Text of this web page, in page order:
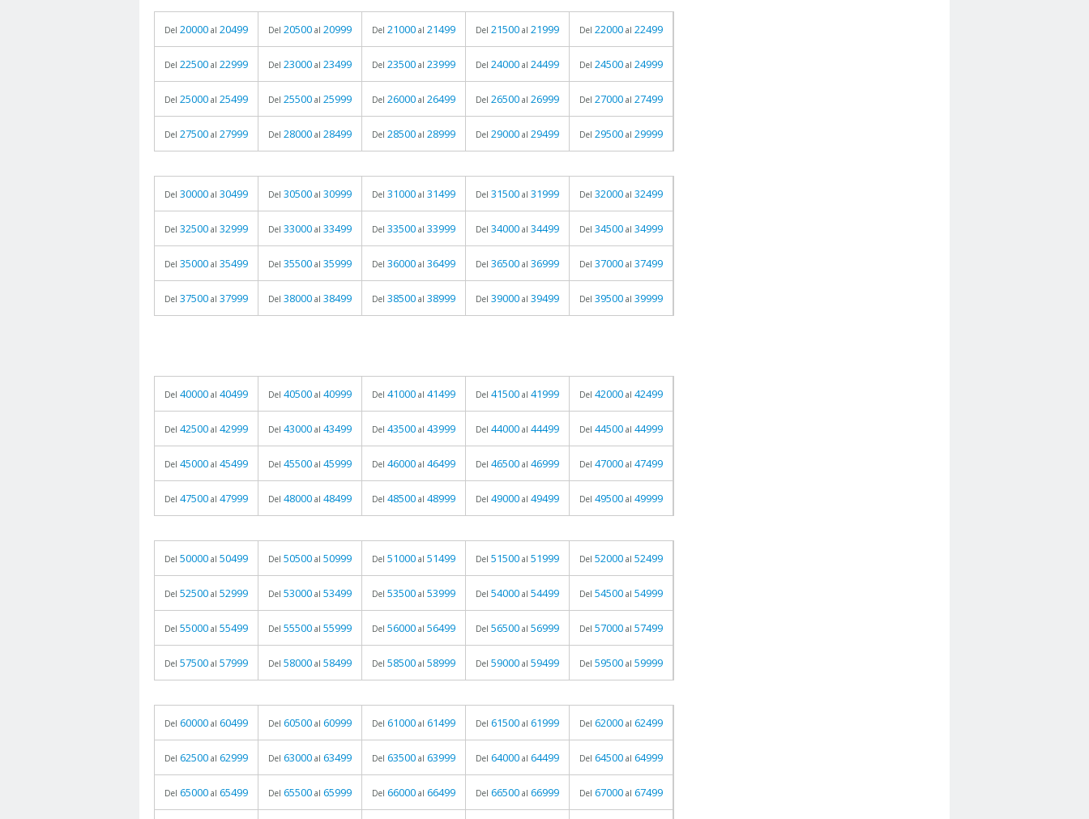
Del 20000 al 20499 Del 20500 al 20999 Del 21000 al 21499 Del 21500 al 21999 Del 22000 al 22499
Del 22500 al 22999 Del 23000 al 23499 Del 23500 al 23999 Del 24000 al 24499 Del 24500 al 24999
Del 25000 al 25499 Del 25500 al 25999 Del 26000 al 26499 Del 26500 al 26999 Del 27000 al 27499
Del 27500 al 27999 Del 28000 al 28499 Del 28500 al 28999 Del 29000 al 29499 Del 29500 al 29999
Del 30000 al 30499 Del 30500 al 30999 Del 31000 al 31499 Del 31500 al 31999 Del 32000 al 32499
Del 32500 al 32999 Del 33000 al 33499 Del 33500 al 33999 Del 34000 al 34499 Del 34500 al 34999
Del 35000 al 35499 Del 35500 al 35999 Del 36000 al 36499 Del 36500 al 36999 Del 37000 al 37499
Del 37500 al 37999 Del 38000 al 38499 Del 38500 al 38999 Del 39000 al 39499 Del 39500 al 39999
Del 40000 al 40499 Del 40500 al 40999 Del 41000 al 41499 Del 41500 al 41999 Del 42000 al 42499
Del 42500 al 42999 Del 43000 al 43499 Del 43500 al 43999 Del 44000 al 44499 Del 44500 al 44999
Del 45000 al 45499 Del 45500 al 45999 Del 46000 al 46499 Del 46500 al 46999 Del 47000 al 47499
Del 47500 al 47999 Del 48000 al 48499 Del 48500 al 48999 Del 49000 al 49499 Del 49500 al 49999
Del 50000 al 50499 Del 50500 al 50999 Del 51000 al 51499 Del 51500 al 51999 Del 52000 al 52499
Del 52500 al 52999 Del 53000 al 53499 Del 53500 al 53999 Del 54000 al 54499 Del 54500 al 54999
Del 55000 al 55499 Del 55500 al 55999 Del 56000 al 56499 Del 56500 al 56999 Del 57000 al 57499
Del 57500 al 57999 Del 58000 al 58499 Del 58500 al 58999 Del 59000 al 59499 Del 59500 al 59999
Del 60000 al 60499 Del 60500 al 60999 Del 61000 al 61499 Del 61500 al 61999 Del 62000 al 62499
Del 62500 al 62999 Del 63000 al 63499 Del 63500 al 63999 Del 64000 al 64499 Del 64500 al 64999
Del 65000 al 65499 Del 65500 al 65999 Del 66000 al 66499 Del 66500 al 66999 Del 67000 al 67499